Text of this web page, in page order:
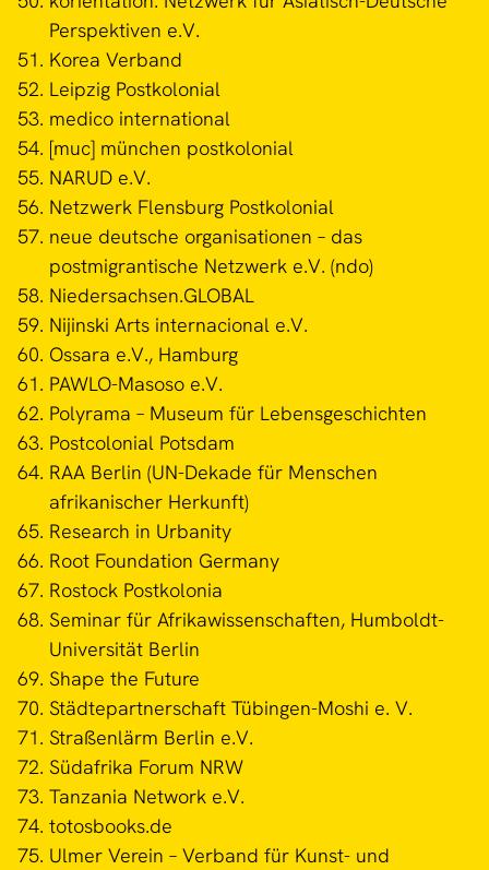
Perspektiven e.V.
Korea Verband
Leipzig Postkolonial
medico international
[muc] münchen postkolonial
NARUD e.V.
Netzwerk Flensburg Postkolonial
neue deutsche organisationen – das
postmigrantische Netzwerk e.V. (ndo)
Niedersachsen.GLOBAL
Nijinski Arts internacional e.V.
Ossara e.V., Hamburg
PAWLO-Masoso e.V.
Polyrama – Museum für Lebensgeschichten
Postcolonial Potsdam
RAA Berlin (UN-Dekade für Menschen
afrikanischer Herkunft)
Research in Urbanity
Root Foundation Germany
Rostock Postkolonia
Seminar für Afrikawissenschaften, Humboldt-
Universität Berlin
Shape the Future
Städtepartnerschaft Tübingen-Moshi e. V.
Straßenlärm Berlin e.V.
Südafrika Forum NRW
Tanzania Network e.V.
totosbooks.de
Ulmer Verein – Verband für Kunst- und